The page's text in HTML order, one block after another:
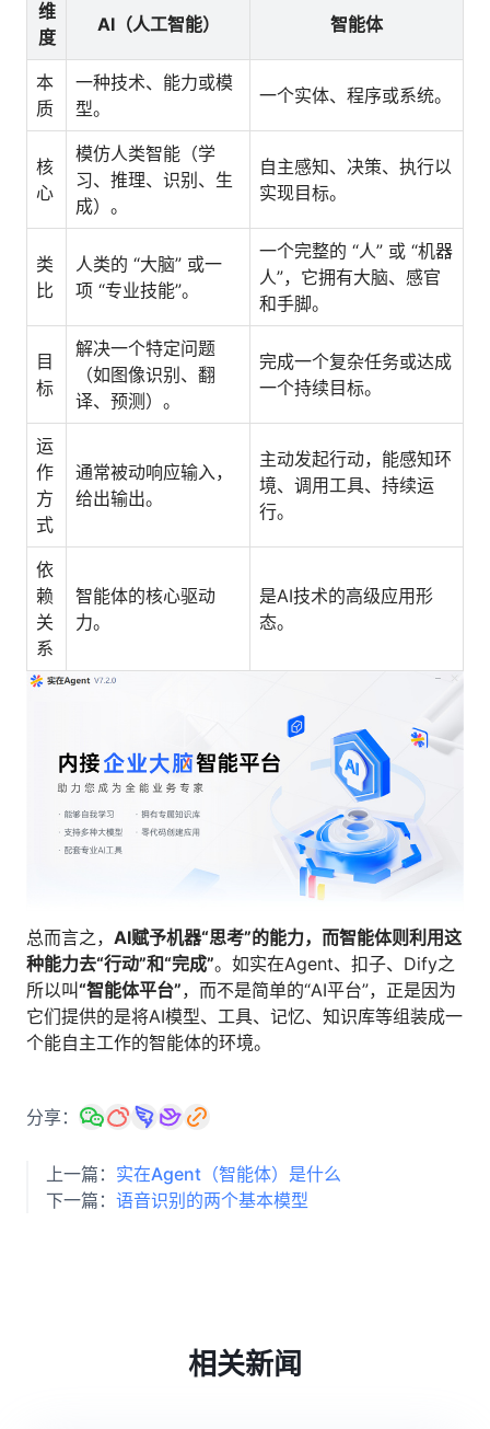
维
度
AI（人工智能） 智能体
本
质
一种技术、能力或模
型。
一个实体、程序或系统。
核
心
模仿人类智能（学
习、推理、识别、生
成）。
自主感知、决策、执行以
实现目标。
类
比
人类的 “大脑” 或一
项 “专业技能”。
一个完整的 “人” 或 “机器
人”，它拥有大脑、感官
和手脚。
目
标
解决一个特定问题
（如图像识别、翻
译、预测）。
完成一个复杂任务或达成
一个持续目标。
运
作
方
式
通常被动响应输入，
给出输出。
主动发起行动，能感知环
境、调用工具、持续运
行。
依
赖
关
系
智能体的核心驱动
力。
是AI技术的高级应用形
态。
总而言之， AI赋予机器“思考”的能力，而智能体则利用这
种能力去“行动”和“完成”。如实在Agent、扣子、Dify之
所以叫“智能体平台”，而不是简单的“AI平台”，正是因为
它们提供的是将AI模型、工具、记忆、知识库等组装成一
个能自主工作的智能体的环境。
分享：
上一篇： 实在Agent（智能体）是什么
下一篇： 语音识别的两个基本模型
相关新闻